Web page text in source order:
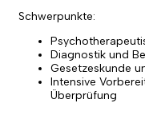
Schwerpunkte:
Diagnostik und
Gesetzeskunde
Intensive
Überprüfung